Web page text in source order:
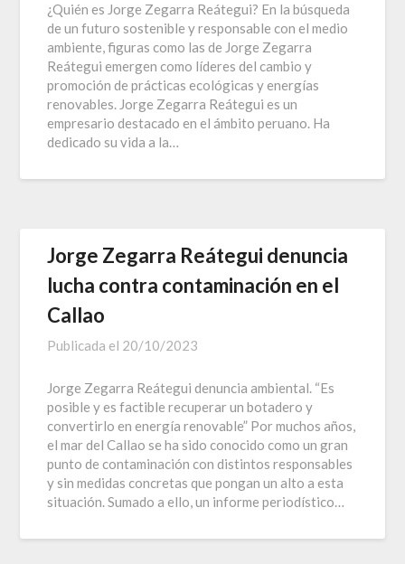
¿Quién es Jorge Zegarra Reátegui? En la búsqueda
de un futuro sostenible y responsable con el medio
ambiente, figuras como las de Jorge Zegarra
Reátegui emergen como líderes del cambio y
promoción de prácticas ecológicas y energías
renovables. Jorge Zegarra Reátegui es un
empresario destacado en el ámbito peruano. Ha
dedicado su vida a la…
Jorge Zegarra Reátegui denuncia
lucha contra contaminación en el
Callao
Publicada el 20/10/2023
Jorge Zegarra Reátegui denuncia ambiental. “Es
posible y es factible recuperar un botadero y
convertirlo en energía renovable” Por muchos años,
el mar del Callao se ha sido conocido como un gran
punto de contaminación con distintos responsables
y sin medidas concretas que pongan un alto a esta
situación. Sumado a ello, un informe periodístico…